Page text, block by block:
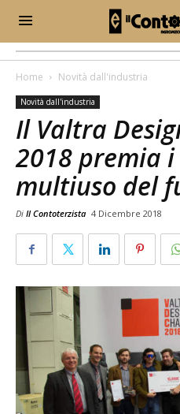
Home Novità dall'industria
Novità dall'industria
Il Valtra
2018 premia
multiuso del
Di Il Contoterzista 4 Dicembre 2018